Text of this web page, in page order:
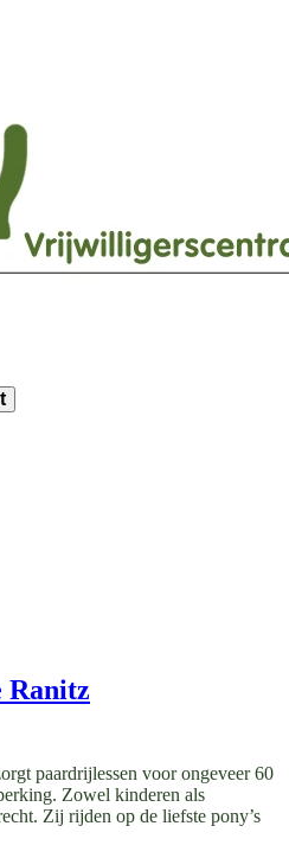
Ranitz
paardrijlessen voor ongeveer 60
Zowel kinderen als
Zij rijden op de liefste pony’s